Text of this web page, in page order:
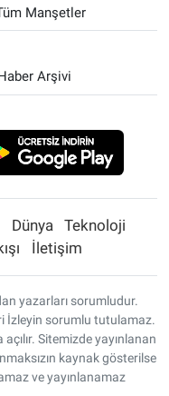
Manşetler
Arşivi
Dünya
Teknoloji
İletişim
yazarları sorumludur.
İzleyin sorumlu tutulamaz.
Sitemizde yayınlanan
kaynak gösterilse
ve yayınlanamaz